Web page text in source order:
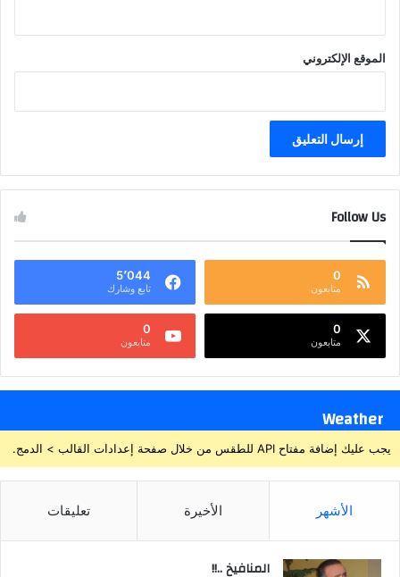
الموقع الإلكتروني
Follow Us
0
متابعون
5٬044
تابع وشارك
0
متابعون
0
متابعون
Weather
يجب عليك إضافة مفتاح API للطقس من خلال صفحة إعدادات القالب > الدمج.
الأشهر الأخيرة تعليقات
المنافيخ ..!!